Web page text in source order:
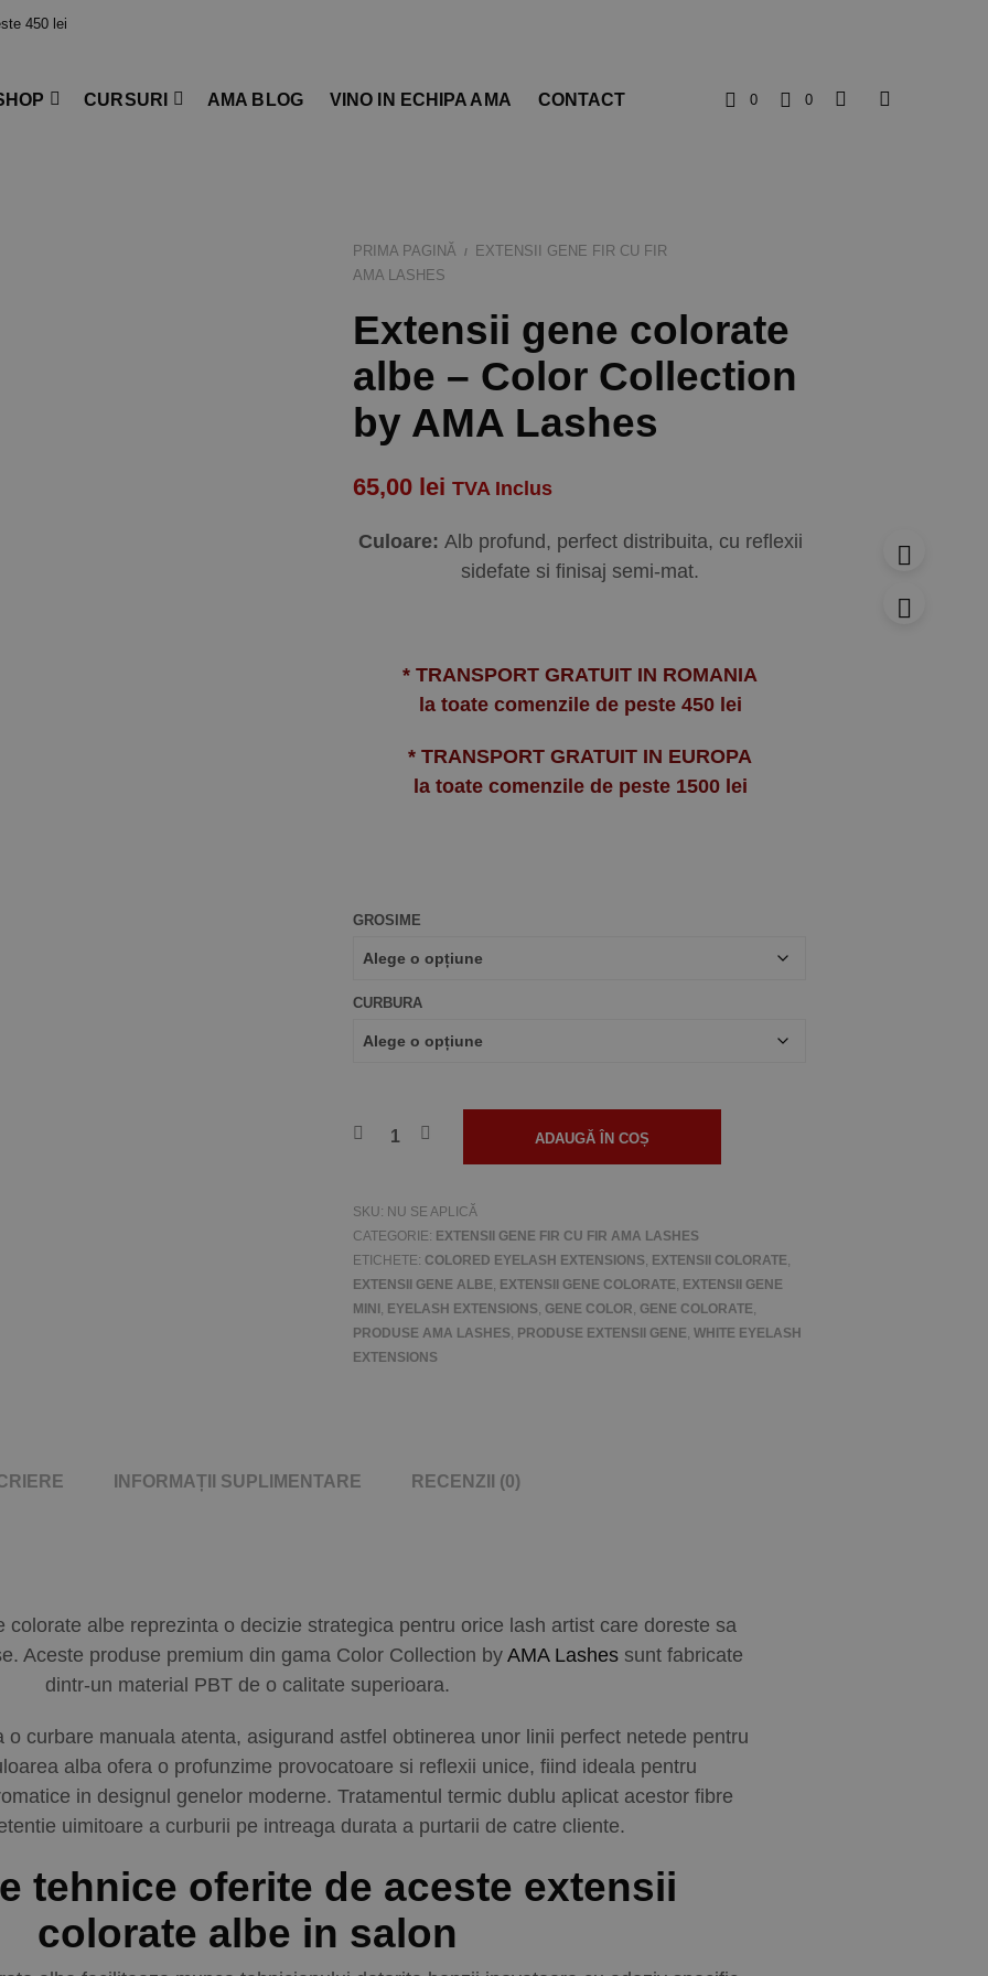
450 lei
0 0
CURSURI AMA BLOG VINO IN ECHIPA AMA CONTACT
PRIMA PAGINĂ /
EXTENSII GENE FIR CU FIR
AMA LASHES
Extensii gene colorate
albe – Color Collection
by AMA Lashes
65,00 lei TVA Inclus
Culoare: Alb profund, perfect distribuita, cu reflexii
sidefate si finisaj semi-mat.
* TRANSPORT GRATUIT IN ROMANIA
la toate comenzile de peste 450 lei
* TRANSPORT GRATUIT IN EUROPA
la toate comenzile de peste 1500 lei
GROSIME
CURBURA
ADAUGĂ ÎN COȘ
SKU: NU SE APLICĂ
CATEGORIE: EXTENSII GENE FIR CU FIR AMA LASHES
ETICHETE: COLORED EYELASH EXTENSIONS, EXTENSII COLORATE,
EXTENSII GENE ALBE, EXTENSII GENE COLORATE, EXTENSII GENE
MINI , EYELASH EXTENSIONS, GENE COLOR, GENE COLORATE,
PRODUSE AMA LASHES, PRODUSE EXTENSII GENE,WHITE EYELASH
EXTENSIONS
INFORMAȚII SUPLIMENTARE RECENZII (0)
colorate albe reprezinta o decizie strategica pentru orice lash artist care doreste sa
Aceste produse premium din gama Color Collection byAMA Lashes sunt fabricate
dintr-un material PBT de o calitate superioara.
curbare manuala atenta, asigurand astfel obtinerea unor linii perfect netede pentru
alba ofera o profunzime provocatoare si reflexii unice, fiind ideala pentru
in designul genelor moderne. Tratamentul termic dublu aplicat acestor fibre
uimitoare a curburii pe intreaga durata a purtarii de catre cliente.
tehnice oferite de aceste extensii
colorate albe in salon